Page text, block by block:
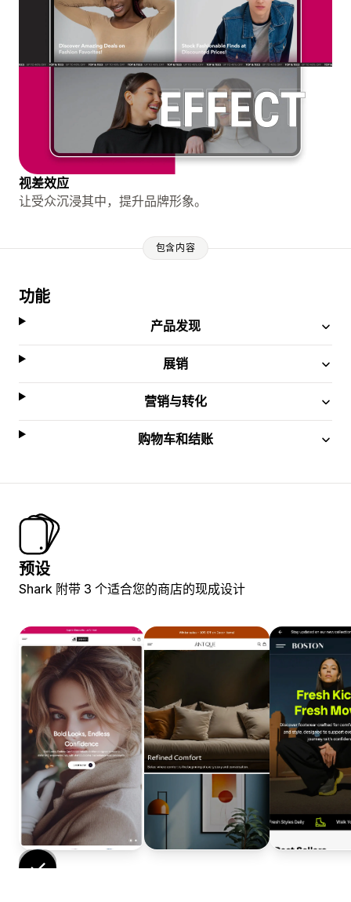
视差效应
让受众沉浸其中，提升品牌形象。
包含内容
功能
产品发现
展销
营销与转化
购物车和结账
预设
Shark 附带 3 个适合您的商店的现成设计